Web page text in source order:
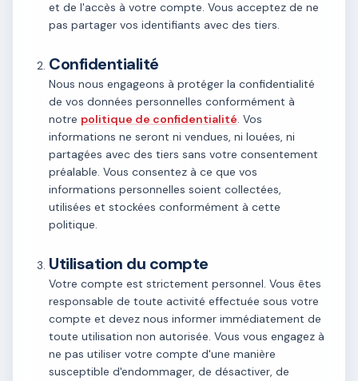
et de l'accès à votre compte. Vous acceptez de ne
pas partager vos identifiants avec des tiers.
Confidentialité
Nous nous engageons à protéger la confidentialité
de vos données personnelles conformément à
notre politique de confidentialité. Vos
informations ne seront ni vendues, ni louées, ni
partagées avec des tiers sans votre consentement
préalable. Vous consentez à ce que vos
informations personnelles soient collectées,
utilisées et stockées conformément à cette
politique.
Utilisation du compte
Votre compte est strictement personnel. Vous êtes
responsable de toute activité effectuée sous votre
compte et devez nous informer immédiatement de
toute utilisation non autorisée. Vous vous engagez à
ne pas utiliser votre compte d'une manière
susceptible d'endommager, de désactiver, de